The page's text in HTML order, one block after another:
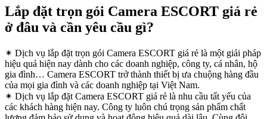
Lắp đặt trọn gói Camera ESCORT giá rẻ
ở đâu và cần yêu cầu gì?
✴ Dịch vụ lắp đặt trọn gói Camera ESCORT giá rẻ là một giải pháp
hiệu quả hiện nay dành cho các doanh nghiệp, công ty, cá nhân, hộ
gia đình… Camera ESCORT trở thành thiết bị ưa chuộng hàng đầu
của mọi gia đình và các doanh nghiệp tại Việt Nam.
✴ Dịch vụ lắp đặt Camera ESCORT giá rẻ là nhu cầu tất yếu của
các khách hàng hiện nay. Công ty luôn chú trọng sản phẩm chất